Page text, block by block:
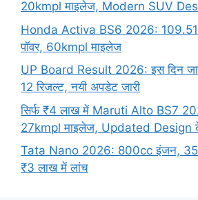
20kmpl माइलेज, Modern SUV
Honda Activa BS6 2026:
पॉवर, 60kmpl माइलेज
UP Board Result 2026: इस दिन
12 रिजल्ट, नयी अपडेट जारी
सिर्फ ₹4 लाख में Maruti Alto BS7
27kmpl माइलेज, Updated Design
Tata Nano 2026: 800cc इंजन,
₹3 लाख में लांच